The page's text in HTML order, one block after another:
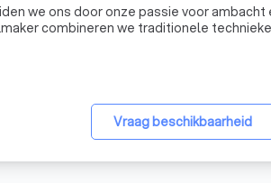
we ons door onze passie voor
combineren we traditionele
Vraag beschikbaarheid